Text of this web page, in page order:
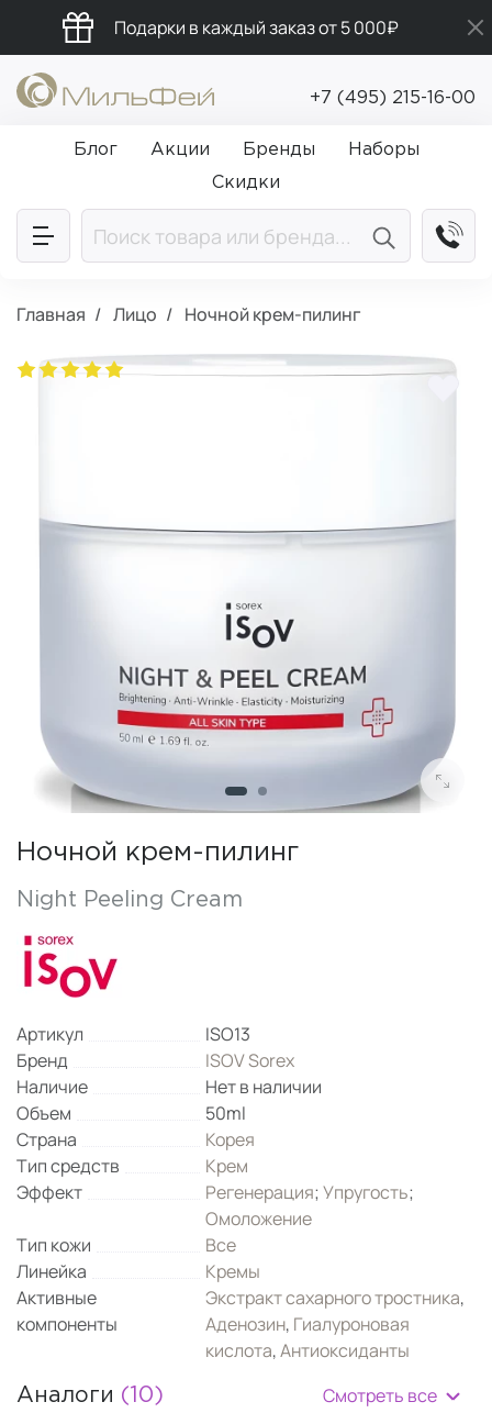
Подарки в каждый заказ от 5 000₽
Бесплатная доставка от 5 000₽
Промокод ПРИВЕТ
+7 (495) 215-16-00
Блог Акции Бренды
Наборы
Скидки
Главная Лицо Ночной крем-пилинг
Ночной крем-пилинг
Night Peeling Cream
Артикул
ISO13
Бренд
ISOV Sorex
Наличие
Нет в наличии
Объем
50ml
Страна
Корея
Тип средств
Крем
Эффект
Регенерация;Упругость;
Омоложение
Тип кожи
Все
Линейка
Кремы
Активные
компоненты
Экстракт сахарного тростника,
Аденозин, Гиалуроновая
кислота,Антиоксиданты
Аналоги (10) Смотреть все